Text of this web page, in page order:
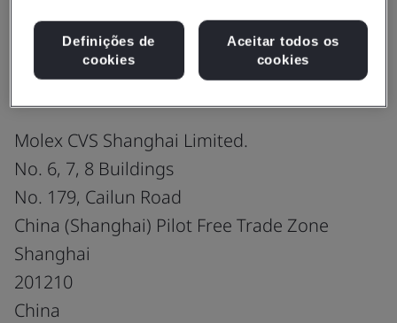
ISO 14001:2015
Molex CVS Shanghai Limited.
No. 6, 7, 8 Buildings
No. 179, Cailun Road
China (Shanghai) Pilot Free Trade Zone
Shanghai
201210
China
Definições de
cookies
Aceitar todos os
cookies